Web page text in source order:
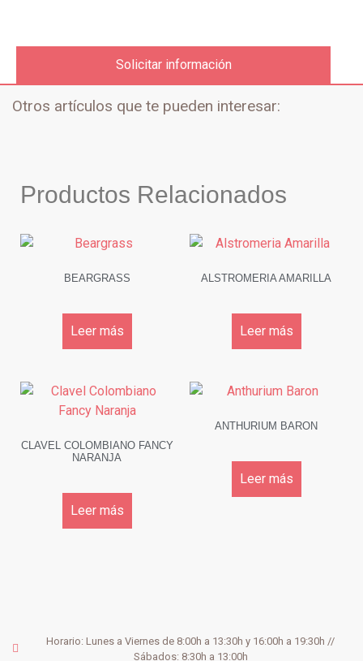
Solicitar información
Otros artículos que te pueden interesar:
Productos Relacionados
BEARGRASS
Leer más
ALSTROMERIA AMARILLA
Leer más
CLAVEL COLOMBIANO FANCY
NARANJA
Leer más
ANTHURIUM BARON
Leer más
Horario: Lunes a Viernes de 8:00h a 13:30h y 16:00h a 19:30h //
Sábados: 8:30h a 13:00h